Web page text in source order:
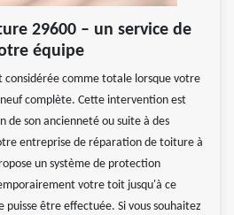
29600 – un service de
équipe
considérée comme totale lorsque votre
complète. Cette intervention est
de son ancienneté ou suite à des
entreprise de réparation de toiture à
un système de protection
votre toit jusqu'à ce
être effectuée. Si vous souhaitez